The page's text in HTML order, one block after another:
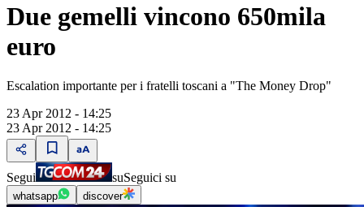
Due gemelli vincono 650mila
euro
Escalation importante per i fratelli toscani a "The Money Drop"
23 Apr 2012 - 14:25
23 Apr 2012 - 14:25
Segui suSeguici su
whatsapp discover